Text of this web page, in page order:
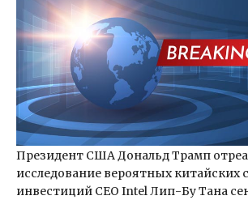
Президент США Дональд Трамп
исследование вероятных китайских
инвестиций CEO Intel Лип-Бу Тана